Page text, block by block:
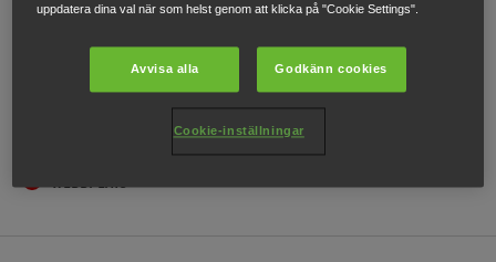
STRAND 420,STRÖMSUND,83395
HÄR FÅR DU MER INFORMATION
WEBBPLATS
uppdatera dina val när som helst genom att klicka på "Cookie Settings".
Avvisa alla Godkänn cookies
Cookie-inställningar